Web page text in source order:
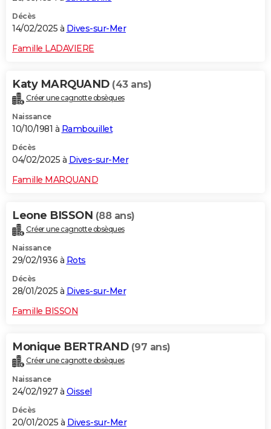
Décès
14/02/2025 à Dives-sur-Mer
Famille LADAVIERE
Katy MARQUAND (43 ans)
Créer une cagnotte obsèques
Naissance
10/10/1981 à Rambouillet
Décès
04/02/2025 à Dives-sur-Mer
Famille MARQUAND
Leone BISSON (88 ans)
Créer une cagnotte obsèques
Naissance
29/02/1936 à Rots
Décès
28/01/2025 à Dives-sur-Mer
Famille BISSON
Monique BERTRAND (97 ans)
Créer une cagnotte obsèques
Naissance
24/02/1927 à Oissel
Décès
20/01/2025 à Dives-sur-Mer